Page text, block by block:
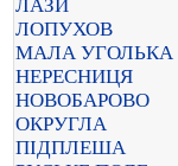
ЛАЗИ
ЛОПУХОВ
МАЛА УГОЛЬКА
НЕРЕСНИЦЯ
НОВОБАРОВО
ОКРУГЛА
ПІДПЛЕША